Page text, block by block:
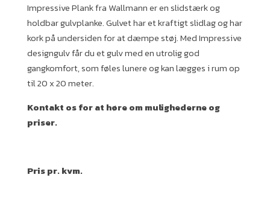
Impressive Plank fra Wallmann er en slidstærk og
holdbar gulvplanke. Gulvet har et kraftigt slidlag og har
kork på undersiden for at dæmpe støj. Med Impressive
designgulv får du et gulv med en utrolig god
gangkomfort, som føles lunere og kan lægges i rum op
til 20 x 20 meter.
Kontakt os for at høre om mulighederne og
priser.
Pris pr. kvm.